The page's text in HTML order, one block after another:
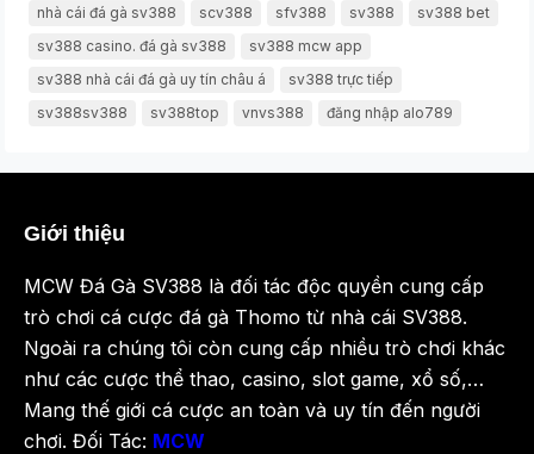
nhà cái đá gà sv388
scv388 sfv388 sv388
sv388 bet
sv388 casino. đá gà sv388
sv388 mcw app
sv388 nhà cái đá gà uy tín châu á
sv388 trực tiếp
sv388sv388
sv388top vnvs388 đăng nhập alo789
Giới thiệu
MCW Đá Gà SV388 là đối tác độc quyền cung cấp
trò chơi cá cược đá gà Thomo từ nhà cái SV388.
Ngoài ra chúng tôi còn cung cấp nhiều trò chơi khác
như các cược thể thao, casino, slot game, xổ số,…
Mang thế giới cá cược an toàn và uy tín đến người
chơi. Đối Tác: MCW